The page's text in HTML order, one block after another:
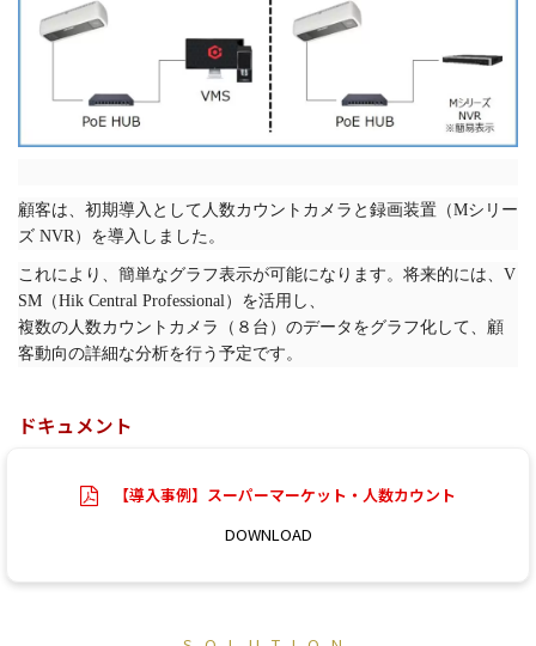
顧客は、初期導入として人数カウントカメラと録画装置（Mシリー
ズ NVR）を導入しました。
これにより、簡単なグラフ表示が可能になります。将来的には、V
SM（Hik Central Professional）を活用し、
複数の人数カウントカメラ（８台）のデータをグラフ化して、顧
客動向の詳細な分析を行う予定です。
ドキュメント
【導入事例】スーパーマーケット・人数カウント
DOWNLOAD